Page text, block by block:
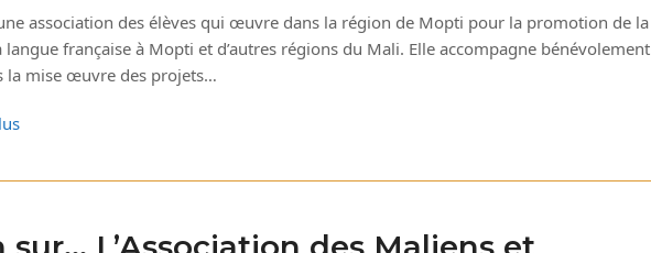
une association des élèves qui œuvre dans la région de Mopti pour la promotion de la
langue française à Mopti et d’autres régions du Mali. Elle accompagne bénévolement
la mise œuvre des projets…